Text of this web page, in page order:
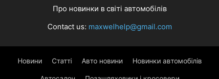
Про новинки в світі автомобілів
Contact us: maxwelhelp@gmail.com
Новини Статті Авто новини Новинки автомобілів